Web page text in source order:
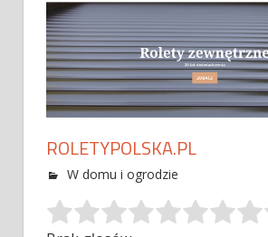
ROLETYPOLSKA.PL
W domu i ogrodzie